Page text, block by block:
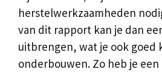
herstelwerkzaamheden
van dit rapport kan je dan
uitbrengen, wat je ook goed
onderbouwen. Zo heb je